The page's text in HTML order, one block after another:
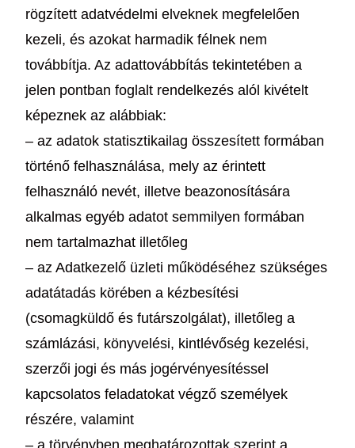
rögzített adatvédelmi elveknek megfelelően
kezeli, és azokat harmadik félnek nem
továbbítja. Az adattovábbítás tekintetében a
jelen pontban foglalt rendelkezés alól kivételt
képeznek az alábbiak:
– az adatok statisztikailag összesített formában
történő felhasználása, mely az érintett
felhasználó nevét, illetve beazonosítására
alkalmas egyéb adatot semmilyen formában
nem tartalmazhat illetőleg
– az Adatkezelő üzleti működéséhez szükséges
adatátadás körében a kézbesítési
(csomagküldő és futárszolgálat), illetőleg a
számlázási, könyvelési, kintlévőség kezelési,
szerzői jogi és más jogérvényesítéssel
kapcsolatos feladatokat végző személyek
részére, valamint
– a törvényben meghatározottak szerint a